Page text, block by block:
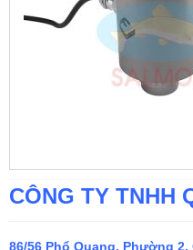
CÔNG TY TNHH
86/56 Phổ Quang, Phường 2,